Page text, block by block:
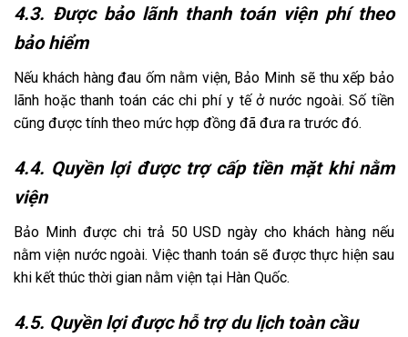
4.3. Được bảo lãnh thanh toán viện phí theo
bảo hiểm
Nếu khách hàng đau ốm nằm viện, Bảo Minh sẽ thu xếp bảo
lãnh hoặc thanh toán các chi phí y tế ở nước ngoài. Số tiền
cũng được tính theo mức hợp đồng đã đưa ra trước đó.
4.4. Quyền lợi được trợ cấp tiền mặt khi nằm
viện
Bảo Minh được chi trả 50 USD ngày cho khách hàng nếu
nằm viện nước ngoài. Việc thanh toán sẽ được thực hiện sau
khi kết thúc thời gian nằm viện tại Hàn Quốc.
4.5. Quyền lợi được hỗ trợ du lịch toàn cầu